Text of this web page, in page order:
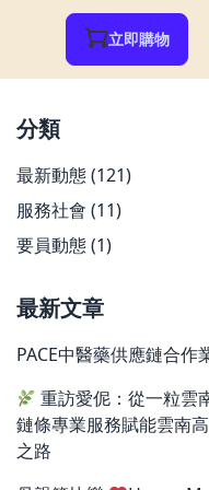
立即購物
分類
最新動態(121)
服務社會 (11)
要員動態(1)
最新文章
PACE中醫藥供應鏈合作
重訪愛伲：從一粒雲
鏈條專業服務賦能雲南
之路